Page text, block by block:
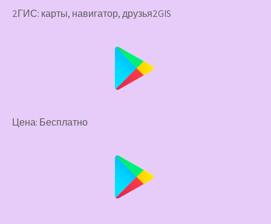
2ГИС: карты, навигатор, друзья2GIS
Цена: Бесплатно